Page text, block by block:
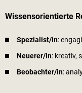
Wissensorientierte
Spezialist/in:
Neuerer/in: kreativ,
Beobachter/in: